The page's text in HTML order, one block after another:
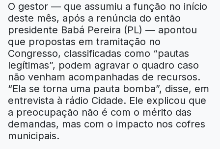
O gestor — que assumiu a função no início
deste mês, após a renúncia do então
presidente Babá Pereira (PL) — apontou
que propostas em tramitação no
Congresso, classificadas como “pautas
legítimas”, podem agravar o quadro caso
não venham acompanhadas de recursos.
“Ela se torna uma pauta bomba”, disse, em
entrevista à rádio Cidade. Ele explicou que
a preocupação não é com o mérito das
demandas, mas com o impacto nos cofres
municipais.